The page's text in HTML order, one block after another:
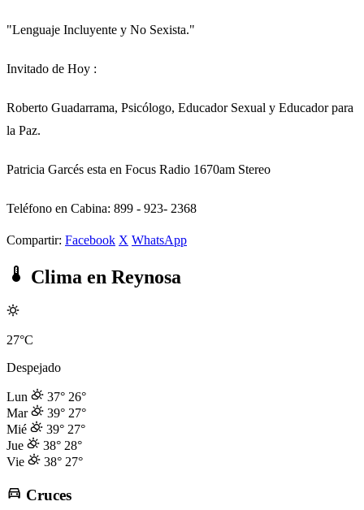
"Lenguaje Incluyente y No Sexista."
Invitado de Hoy :
Roberto Guadarrama, Psicólogo, Educador Sexual y Educador para
la Paz.
Patricia Garcés esta en Focus Radio 1670am Stereo
Teléfono en Cabina: 899 - 923- 2368
Compartir: Facebook X WhatsApp
Clima en Reynosa
27°C
Despejado
Lun 37° 26°
Mar
39° 27°
Mié
39° 27°
Jue
38° 28°
Vie
38° 27°
Cruces